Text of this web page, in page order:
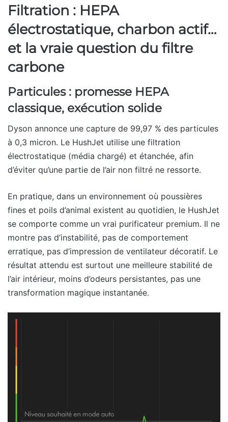
Filtration : HEPA
électrostatique, charbon actif…
et la vraie question du filtre
carbone
Particules : promesse HEPA
classique, exécution solide
Dyson annonce une capture de 99,97 % des particules
à 0,3 micron. Le HushJet utilise une filtration
électrostatique (média chargé) et étanchée, afin
d’éviter qu’une partie de l’air non filtré ne ressorte.
En pratique, dans un environnement où poussières
fines et poils d’animal existent au quotidien, le HushJet
se comporte comme un vrai purificateur premium. Il ne
montre pas d’instabilité, pas de comportement
erratique, pas d’impression de ventilateur décoratif. Le
résultat attendu est surtout une meilleure stabilité de
l’air intérieur, moins d’odeurs persistantes, pas une
transformation magique instantanée.